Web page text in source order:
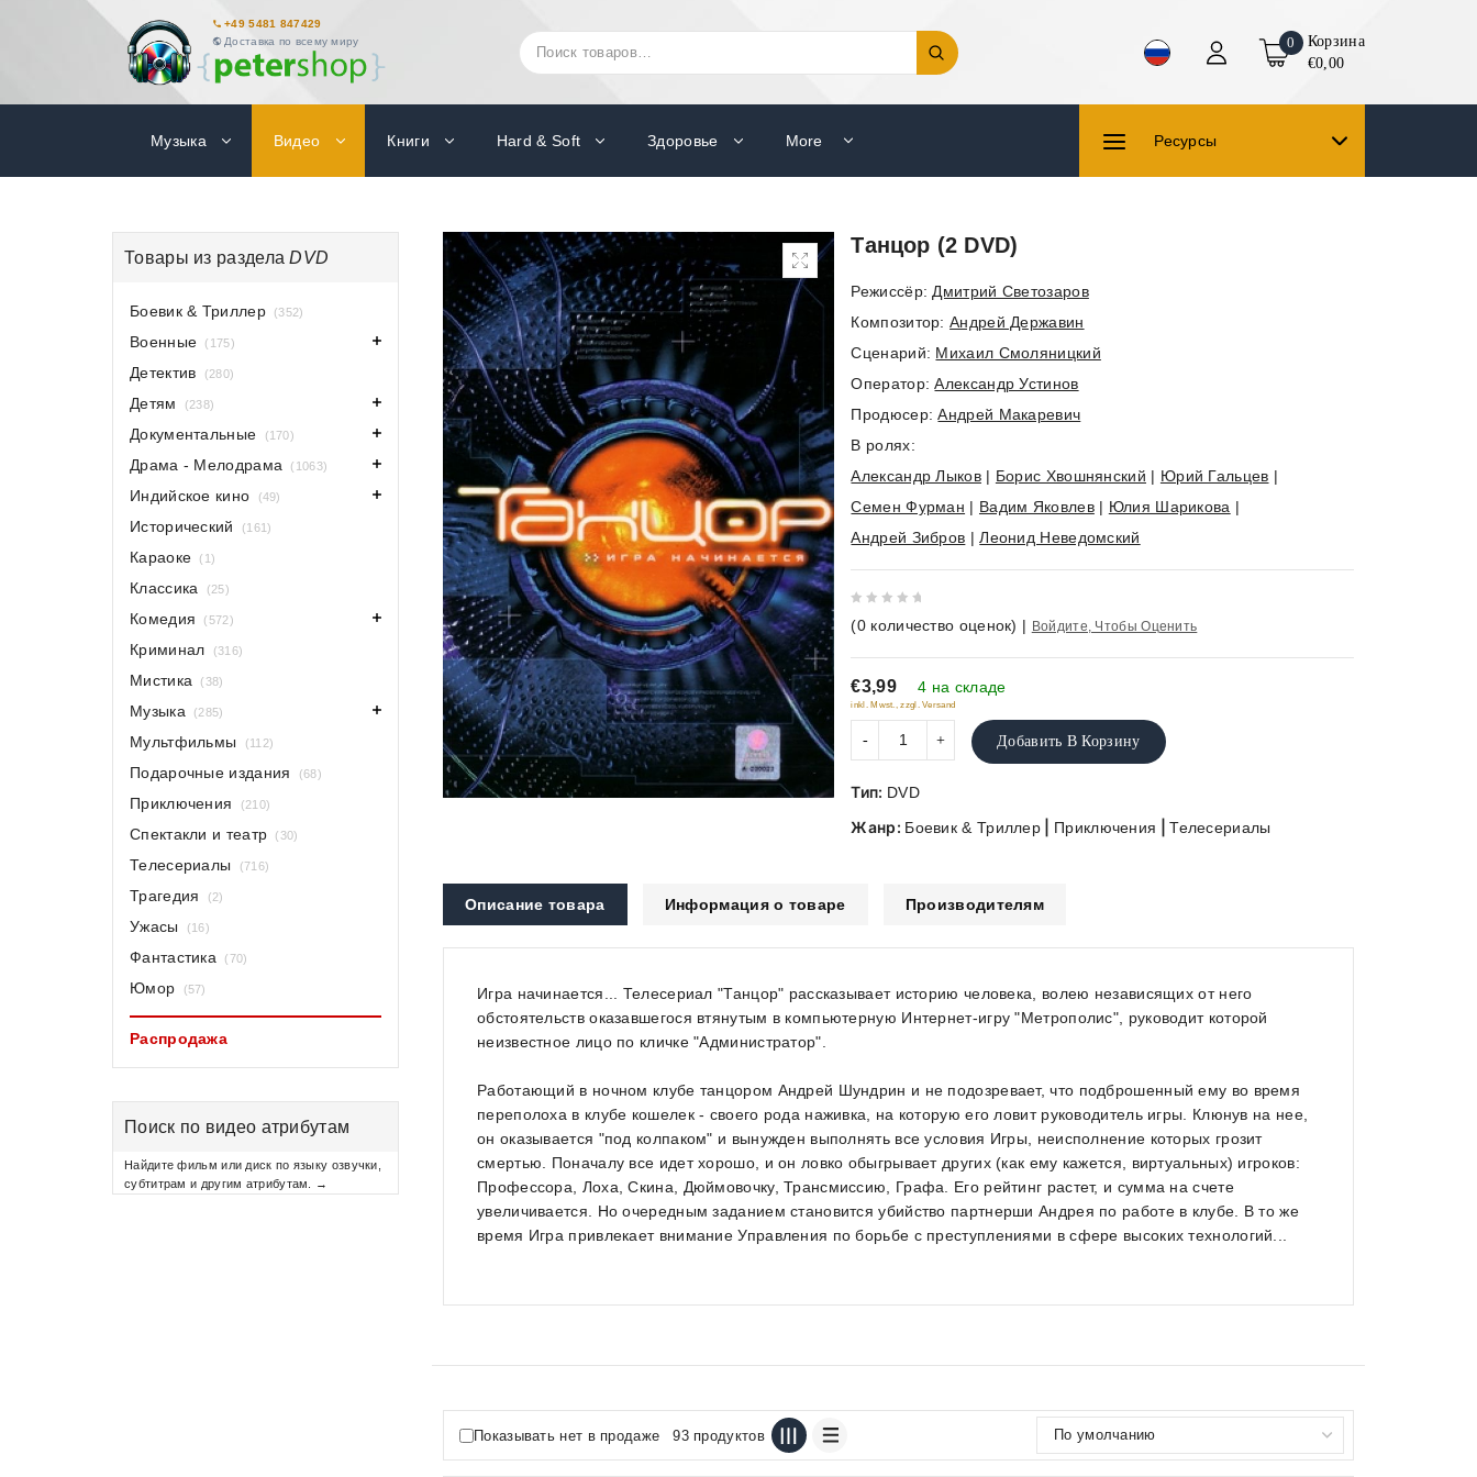
+49 5481 847429
Доставка по всему миру
Искать: 0
Корзина
€0,00
Музыка Видео Книги Hard & Soft Здоровье More Ресурсы
Танцор (2 DVD)
Режиссёр: Дмитрий Светозаров
Композитор:Андрей Державин
Cценарий: Михаил Смоляницкий
Оператор:Александр Устинов
Продюсер:Андрей Макаревич
В ролях:
Александр Лыков| Борис Хвошнянский | Юрий Гальцев |
Семен Фурман | Вадим Яковлев| Юлия Шарикова |
Андрей Зибров |Леонид Неведомский
out
of
5
(0 количество оценок) | Войдите, Чтобы Оценить
€3,99 4 на складе
inkl. Mwst., zzgl. Versand
Добавить В Корзину
Тип: DVD
Жанр: Боевик & Триллер Приключения |Телесериалы
Описание товара Информация о товаре Производителям
Игра начинается... Телесериал "Танцор" рассказывает историю человека, волею независящих от него
обстоятельств оказавшегося втянутым в компьютерную Интернет-игру "Метрополис", руководит которой
неизвестное лицо по кличке "Администратор".
Работающий в ночном клубе танцором Андрей Шундрин и не подозревает, что подброшенный ему во время
переполоха в клубе кошелек - своего рода наживка, на которую его ловит руководитель игры. Клюнув на нее,
он оказывается "под колпаком" и вынужден выполнять все условия Игры, неисполнение которых грозит
смертью. Поначалу все идет хорошо, и он ловко обыгрывает других (как ему кажется, виртуальных) игроков:
Профессора, Лоха, Скина, Дюймовочку, Трансмиссию, Графа. Его рейтинг растет, и сумма на счете
увеличивается. Но очередным заданием становится убийство партнерши Андрея по работе в клубе. В то же
время Игра привлекает внимание Управления по борьбе с преступлениями в сфере высоких технологий...
Показывать нет в продаже 93 продуктов
Товары из разделаDVD
Боевик & Триллер (352)
Военные (175)
Детектив (280)
Детям (238)
Документальные (170)
Драма - Мелодрама (1063)
Индийское кино (49)
Исторический (161)
Караоке (1)
Классика (25)
Комедия (572)
Криминал (316)
Мистика (38)
Музыка (285)
Мультфильмы (112)
Подарочные издания (68)
Приключения (210)
Спектакли и театр (30)
Телесериалы (716)
Трагедия (2)
Ужасы (16)
Фантастика (70)
Юмор (57)
Распродажа
Поиск по видео атрибутам
Найдите фильм или диск по языку озвучки,
субтитрам и другим атрибутам. →